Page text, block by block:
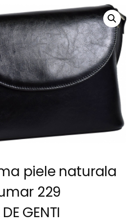
piele naturala
229
GENTI